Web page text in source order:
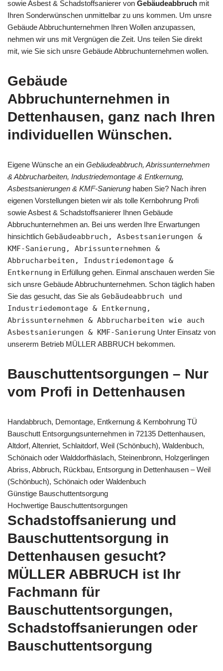
sowie Asbest & Schadstoffsanierer von Gebäudeabbruch mit
Ihren Sonderwünschen unmittelbar zu uns kommen. Um unsre
Gebäude Abbruchunternehmen Ihren Wollen anzupassen,
nehmen wir uns mit Vergnügen die Zeit. Uns teilen Sie direkt
mit, wie Sie sich unsre Gebäude Abbruchunternehmen wollen.
Gebäude
Abbruchunternehmen in
Dettenhausen, ganz nach Ihren
individuellen Wünschen.
Eigene Wünsche an ein Gebäudeabbruch, Abrissunternehmen
& Abbrucharbeiten, Industriedemontage & Entkernung,
Asbestsanierungen & KMF-Sanierung haben Sie? Nach ihren
eigenen Vorstellungen bieten wir als tolle Kernbohrung Profi
sowie Asbest & Schadstoffsanierer Ihnen Gebäude
Abbruchunternehmen an. Bei uns werden Ihre Erwartungen
hinsichtlich Gebäudeabbruch, Asbestsanierungen &
KMF-Sanierung, Abrissunternehmen &
Abbrucharbeiten, Industriedemontage &
Entkernung in Erfüllung gehen. Einmal anschauen werden Sie
sich unsre Gebäude Abbruchunternehmen. Schon täglich haben
Sie das gesucht, das Sie als Gebäudeabbruch und
Industriedemontage & Entkernung,
Abrissunternehmen & Abbrucharbeiten wie auch
Asbestsanierungen & KMF-Sanierung Unter Einsatz von
unsererm Betrieb MÜLLER ABBRUCH bekommen.
Bauschuttentsorgungen – Nur
vom Profi in Dettenhausen
Handabbruch, Demontage, Entkernung & Kernbohrung TÜ
Bauschutt Entsorgungsunternehmen in 72135 Dettenhausen,
Altdorf, Altenriet, Schlaitdorf, Weil (Schönbuch), Waldenbuch,
Schönaich oder Walddorfhäslach, Steinenbronn, Holzgerlingen
Abriss, Abbruch, Rückbau, Entsorgung in Dettenhausen – Weil
(Schönbuch), Schönaich oder Waldenbuch
Günstige Bauschuttentsorgung
Hochwertige Bauschuttentsorgungen
Schadstoffsanierung und
Bauschuttentsorgung in
Dettenhausen gesucht?
MÜLLER ABBRUCH ist Ihr
Fachmann für
Bauschuttentsorgungen,
Schadstoffsanierungen oder
Bauschuttentsorgung